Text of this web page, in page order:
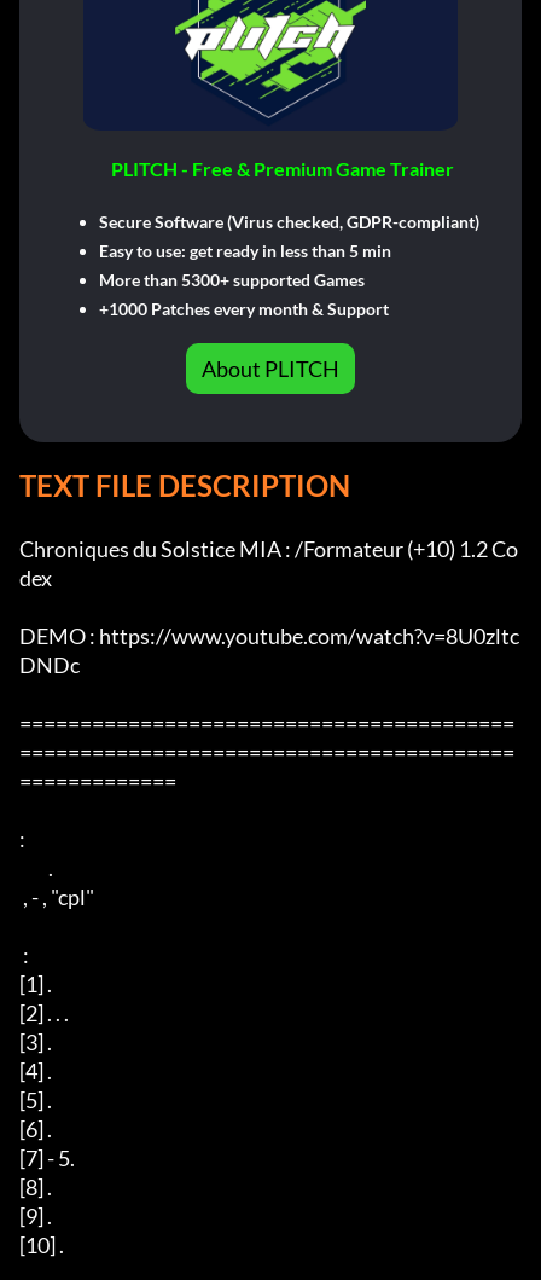
PLITCH - Free & Premium Game Trainer
Secure Software (Virus checked, GDPR-compliant)
Easy to use: get ready in less than 5 min
More than 5300+ supported Games
+1000 Patches every month & Support
About PLITCH
TEXT FILE DESCRIPTION
Chroniques du Solstice MIA : /Formateur (+10) 1.2 Co
dex
DEMO : https://www.youtube.com/watch?v=8U0zltc
DNDc
=========================================
=========================================
=============
:
[1] .
[2] . . .
[3] .
[4] .
[5] .
[6] .
[7] - 5.
[8] .
[9] .
[10] .